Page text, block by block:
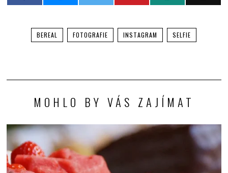
BEREAL FOTOGRAFIE INSTAGRAM SELFIE
MOHLO BY VÁS ZAJÍMAT